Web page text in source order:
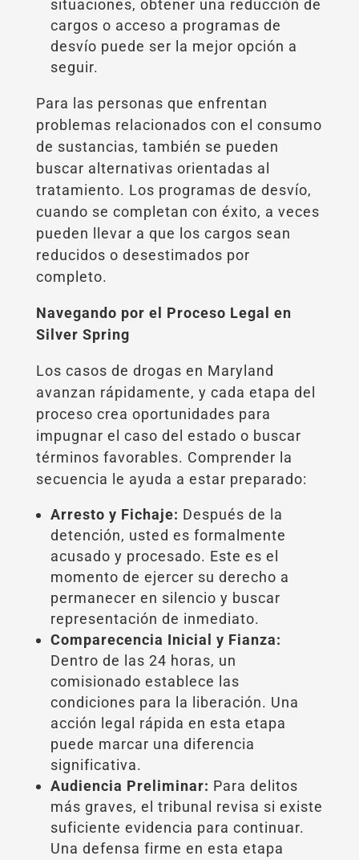
situaciones, obtener una reducción de
cargos o acceso a programas de
desvío puede ser la mejor opción a
seguir.
Para las personas que enfrentan
problemas relacionados con el consumo
de sustancias, también se pueden
buscar alternativas orientadas al
tratamiento. Los programas de desvío,
cuando se completan con éxito, a veces
pueden llevar a que los cargos sean
reducidos o desestimados por
completo.
Navegando por el Proceso Legal en
Silver Spring
Los casos de drogas en Maryland
avanzan rápidamente, y cada etapa del
proceso crea oportunidades para
impugnar el caso del estado o buscar
términos favorables. Comprender la
secuencia le ayuda a estar preparado:
Arresto y Fichaje: Después de la
detención, usted es formalmente
acusado y procesado. Este es el
momento de ejercer su derecho a
permanecer en silencio y buscar
representación de inmediato.
Comparecencia Inicial y Fianza:
Dentro de las 24 horas, un
comisionado establece las
condiciones para la liberación. Una
acción legal rápida en esta etapa
puede marcar una diferencia
significativa.
Audiencia Preliminar: Para delitos
más graves, el tribunal revisa si existe
suficiente evidencia para continuar.
Una defensa firme en esta etapa